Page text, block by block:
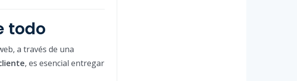
todo
a través de una
, es esencial entregar